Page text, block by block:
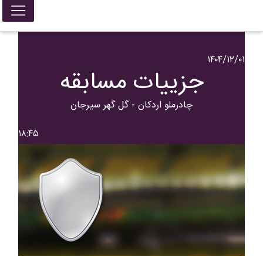
۱۴۰۴/۱۲/۰۱
جزییات مسابقه
چادرملو اردکان - گل گهر سیرجان
۱۸:۴۵